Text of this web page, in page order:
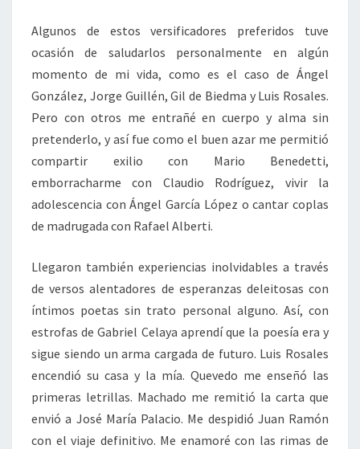
Algunos de estos versificadores preferidos tuve
ocasión de saludarlos personalmente en algún
momento de mi vida, como es el caso de Ángel
González, Jorge Guillén, Gil de Biedma y Luis Rosales.
Pero con otros me entrañé en cuerpo y alma sin
pretenderlo, y así fue como el buen azar me permitió
compartir exilio con Mario Benedetti,
emborracharme con Claudio Rodríguez, vivir la
adolescencia con Ángel García López o cantar coplas
de madrugada con Rafael Alberti.
Llegaron también experiencias inolvidables a través
de versos alentadores de esperanzas deleitosas con
íntimos poetas sin trato personal alguno. Así, con
estrofas de Gabriel Celaya aprendí que la poesía era y
sigue siendo un arma cargada de futuro. Luis Rosales
encendió su casa y la mía. Quevedo me enseñó las
primeras letrillas. Machado me remitió la carta que
envió a José María Palacio. Me despidió Juan Ramón
con el viaje definitivo. Me enamoré con las rimas de